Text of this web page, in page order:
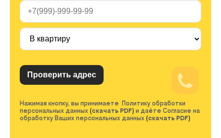
Нажимая кнопку, вы принимаете Политику обработки
персональных данных (скачать PDF) и даёте Согласие на
обработку Ваших персональных данных (скачать PDF)